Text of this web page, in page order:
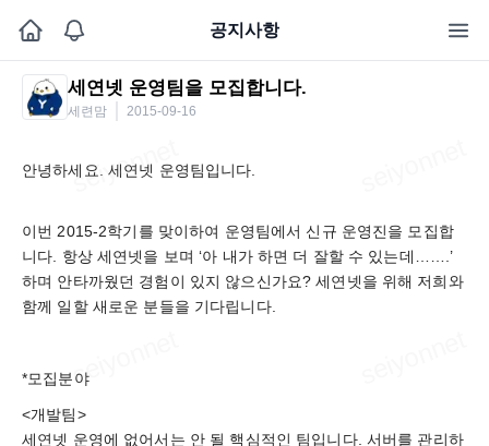
공지사항
세연넷 운영팀을 모집합니다.
세련맘 2015-09-16
안녕하세요. 세연넷 운영팀입니다.
이번 2015-2학기를 맞이하여 운영팀에서 신규 운영진을 모집합
니다. 항상 세연넷을 보며 ‘아 내가 하면 더 잘할 수 있는데…….’
하며 안타까웠던 경험이 있지 않으신가요? 세연넷을 위해 저희와
함께 일할 새로운 분들을 기다립니다.
*모집분야
<개발팀>
세연넷 운영에 없어서는 안 될 핵심적인 팀입니다. 서버를 관리하